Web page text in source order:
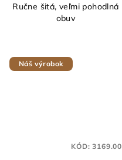
Ručne šitá, veľmi pohodlná
obuv
Náš výrobok
KÓD:3169.00